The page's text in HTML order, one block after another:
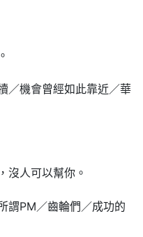
／機會曾經如此靠近／華
沒人可以幫你。
謂PM／齒輪們／成功的